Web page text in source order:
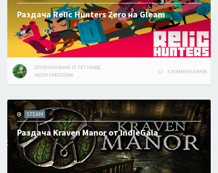
Раздача Relic Hunters Zero на Gleam
ОПУБЛИКОВАНО 10 ЛЕТНАЗАД
АВТОР:FREESTEAM
5 КОММЕНТАРИЕВ
STEAM
Раздача Kraven Manor от IndieGala